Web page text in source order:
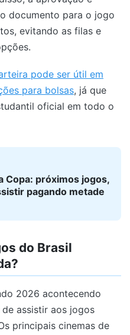
documento para o jogo
evitando as filas e
pode ser útil em
para bolsas, já que
oficial em todo o
Copa: próximos jogos,
pagando metade
do Brasil
2026 acontecendo
assistir aos jogos
principais cinemas de